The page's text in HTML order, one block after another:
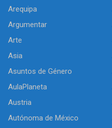
Arequipa
Argumentar
Arte
Asia
Asuntos de Género
AulaPlaneta
Austria
Autónoma de México